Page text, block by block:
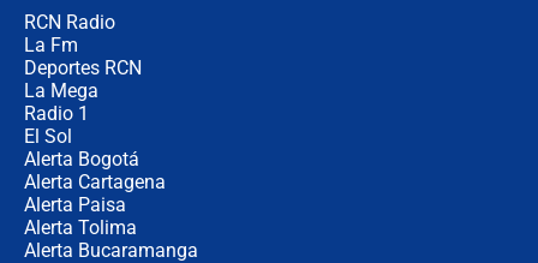
RCN Radio
La Fm
Deportes RCN
La Mega
Radio 1
El Sol
Alerta Bogotá
Alerta Cartagena
Alerta Paisa
Alerta Tolima
Alerta Bucaramanga